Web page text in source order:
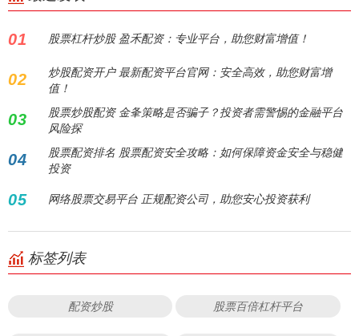
01 股票杠杆炒股 盈禾配资：专业平台，助您财富增值！
02
炒股配资开户 最新配资平台官网：安全高效，助您财富增
值！
03
股票炒股配资 金夆策略是否骗子？投资者需警惕的金融平台
风险探
04
股票配资排名 股票配资安全攻略：如何保障资金安全与稳健
投资
05 网络股票交易平台 正规配资公司，助您安心投资获利
标签列表
配资炒股 股票百倍杠杆平台